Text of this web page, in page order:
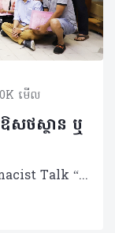
មើល
ឱសថស្ថាន ឬ
សម្រាប់អ្នកដែលបានចូលរួម កម្មវិធី Pharmacist Talk “និយាយជាមួយសិស្សច្បងពីដំណើរក្រោយរៀនចប់” នាថ្ងៃទី៣០ ខែកញ្ញា ឆ្នាំ២០១៨ កន្លងទៅនេះ ប្រហែលជាបានដកសញ្ញាសួរ (?)បានមួយចំនួនធំហើយ។ ប៉ុន្តែចំពោះអ្នកដែលខកខានមិនបានចូលរួម អាចតាមដានលើ ទំព័រហ្វេសប៊ុក របស់ Healthtime Pro នូវវីដេអូសង្ខេបកម្មវិធី Pharmacist Talk របស់យើងដែលនឹងចេញនាពេលខាងមុខ។ គួរបញ្ជាក់ថា កម្មវិធី Pharmacist Talk ត្រូវបានប្រារព្ធនៅមជ្ឈមណ្ឌលសហប្រត្តិការកម្ពុជា-ជប៉ុន(CJCC) រៀបចំដោយ ក្រុមការងារ ហេលស៍ថាម ប្រូ (HEALTHTIME PRO) របស់ក្រុមហ៊ុន ហេលស៍ថាម ខបភូរេសិន (HEALTHTIME CORPORATION) និងរួមសហការឧបត្ថម្ភដោយផលិតផល Coxil។ គោលបំណងសំខាន់នៃកម្មវិធីនេះមានចំនួន ២ធំៗគឺ៖ ទីមួយ “ការជួយតម្រង់ផ្លូវពីអាជីពនាពេលអនាគត បន្ទាប់ពីបញ្ចប់ការសិក្សាផ្នែកឱសថសាស្រ្ត” និងទីពីរ “ការជួបសន្ទនាផ្ទាល់ ភ្ជាប់ទំនាក់ទំនង រវាងគ្រួសារឱសថការី ”។ កម្មវីធីរយៈពេលកន្លះថ្ងៃនេះបានធ្វើការចាប់ផ្តើមពីម៉ោង ៨ព្រឹក ដល់ម៉ោង ១២ថ្ងៃត្រង់ ដោយមានការចូលរួមពីវាគ្មិនកិត្តិយសចំនួន ១០រូបដែលជាអតីតនិស្សិតឱសថសាស្ត្រ និងសុទ្ធសឹងតែជោគជ័យលើវិថីការងារផ្សេងៗគ្នានាពេលបច្ចុប្បន្ន។ កម្មវិធីប្រព្រឹត្តទៅដោយមានចូលរួមយ៉ាងផុសផុល ពីសំណាក់ឱសថការី ក៏ដូចជានិស្សិតឱសថសាស្ត្រប្រមាណជាង ៧០នាក់ផងដែរ។ សកម្មភាពពេញមួយព្រឹកចែកចេញជា២ គឺ៖ 1. ការចែករំលែកបទពិសោធន៍ពីសំណាក់សិស្សច្បងទាក់ទងនឹង ការសម្រេចចិត្តជ្រើសរើសការងារបច្ចុប្បន្ន(ហេតុអ្វី និងអ្វីជាកត្តាជម្រុញឲ្យជ្រើសរើសអាជីពបច្ចុប្បន្ននេះ? ធ្លាប់ជួបប្រទះទុក្ខលំបាក និងចំណុចពេញចិត្តអ្វីខ្លះលើវិថីមួយនោះ?) 2. ការប្រឹក្សាយោបល់ជាក្រុម ដោយអ្នកចូលរួមមានឱកាសសាកសួរសំណួរ សុំការផ្តល់យោបល់ ជាមួយសិស្សច្បងដែលមានបទពិសោធន៍ផ្សេងគ្នា ដើម្បីឲ្យពួកគេអាចត្រៀមខ្លួន មុនពេលឈានទៅកាន់ការជ្រើសរើសអាជីពដែលខ្លួនស្រឡាញ់ ឬក៏សម្រេចចិត្តរៀនបន្តថ្នាក់ក្រោយឧត្តមសិក្សា។ គួរបញ្ជាក់ផងដែរថា សិស្សច្បងឱសថការី ដែលបានចូលរួមចែករំលែកនៅក្នុង Pharmacist Talk នេះ រួមមាន៖ 1. លោកស្រីបណ្ឌិតឱសថសាស្ត្រឯកទេស ហែម សុភក្តិ ប្រធានផ្នែកមន្ទីរពិសោធន៍វេជ្ជជីវសាស្ត្រចាតានិងជាសាស្ត្រាចារ្យផ្នែកមីក្រូជីវសាស្ត្រនៃសាកលវិទ្យាល័យ ពុទ្ធិសាស្ត្រ និងសាកលវិទ្យាល័យវិទ្យាសាស្ត្រសុខាភិបាល 2. កញ្ញាបណ្ឌិតឱសថសាស្ត្រឯកទេស យូ វណ្ណី អ្នកសម្របសម្រួលគម្រោងការគ្រប់គ្រងប្រព័ន្ធគុណភាពមន្ទីរពិសោធន៍ 3. លោកស្រីបណ្ឌិតឱសថសាស្ត្រឯកទេស ឆាយ សុខដាលីស អនុប្រធានការិយាល័យគ្រប់គ្រងឱសថសុវត្ថិភាពចំណីអាហារនៃមន្ទីរសុខាភិបាលខេត្តកណ្តាល 4. លោកឱសថការី អោក សៅ អ្នកគ្រប់គ្រងផលិតផលនៃក្រុមហ៊ុន សាណូហ្វី កម្ពុជា 5. លោកស្រីឱសថការី ជា បានហេង នាយកបច្ចេកទេសនៃសហគ្រាសផលិតឱសថ អន្តរជាតិ 6. កញ្ញាឱសថការី ចាន់ បូរ៉ា Business Development Leader & Pharmacy Supervisor at Community Pharma Co., Ltd. 7. កញ្ញាឱសថការី ឃាង ស៊ីវហ៊ុង អ្នកគ្រប់គ្រងផលិតផលនៃក្រុមហ៊ុនហេលស៍ថាម ខប 8. លោកឱសថការី ខេង សេងលី អតីតឱសថការីនៃមន្ទីរពេទ្យរ៉ូយ៉ាល់ភ្នំពេញ 9. កញ្ញាឱសថការី ស៊ីម ជីវីរ័ត្ន ស្ថាបនិកឱសថស្ថានអង្គរហ្វាម៉ា 10. កញ្ញាឱសថការី អ៊ីវ សុភា Pharmacist epidemiologist at Institute Pasteur of Cambodia និងជានិស្សិតថ្នាក់បណ្ឌិត។ ដើម្បីទទួលបានព័ត៌មានបន្ថែម សម្រាប់វគ្គសិក្សាដែលនឹងប្រព្រឹត្តទៅ នាពេលខាងមុខទៀត សូមតាមដានក្នុង Healthtime Pro ទាំងអស់គ្នា... ©2018 រក្សាសិទ្ធិគ្រប់យ៉ាង​ដោយ Healthtime Corporation ចំពោះគ្រប់អត្ថបទដោយគ្មានផ្នែកណាមួយត្រូវបោះពុម្ពផ្សាយចូល ប្រព័ន្ធអ៊ីនធឺណែតឧបករណ៍អេឡិចត្រូនិកអាត់ជាសំឡេងឬថតចំលងគ្រប់រូបភាពដោយគ្មានការអនុញ្ញាតឡើយ